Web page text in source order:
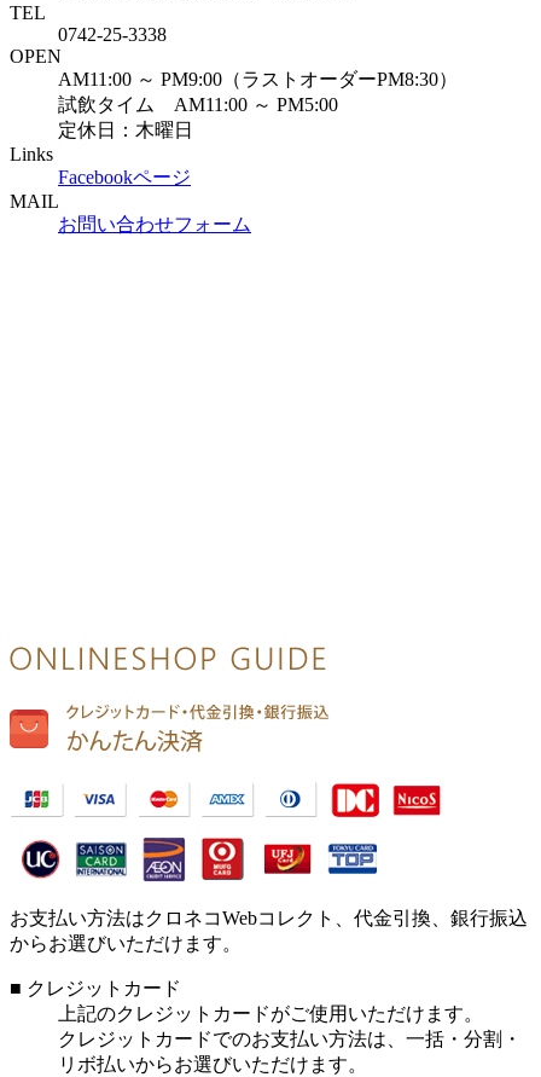
TEL
0742-25-3338
OPEN
AM11:00 ～ PM9:00（ラストオーダーPM8:30）
試飲タイム AM11:00 ～ PM5:00
定休日：木曜日
Links
Facebookページ
MAIL
お問い合わせフォーム
お支払い方法はクロネコWebコレクト、代金引換、銀行振込
からお選びいただけます。
■ クレジットカード
上記のクレジットカードがご使用いただけます。
クレジットカードでのお支払い方法は、一括・分割・
リボ払いからお選びいただけます。